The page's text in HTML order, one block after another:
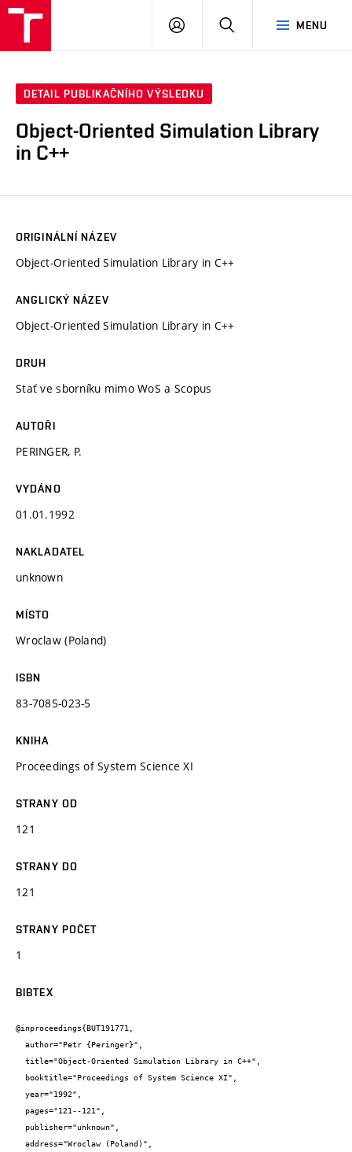
MENU
PŘIHLÁSIT
DETAIL PUBLIKAČNÍHO VÝSLEDKU
Object-Oriented Simulation Library
in C++
ORIGINÁLNÍ NÁZEV
Object-Oriented Simulation Library in C++
ANGLICKÝ NÁZEV
Object-Oriented Simulation Library in C++
DRUH
Stať ve sborníku mimo WoS a Scopus
AUTOŘI
PERINGER, P.
VYDÁNO
01.01.1992
NAKLADATEL
unknown
MÍSTO
Wroclaw (Poland)
ISBN
83-7085-023-5
KNIHA
Proceedings of System Science XI
STRANY OD
121
STRANY DO
121
STRANY POČET
1
BIBTEX
@inproceedings{BUT191771,